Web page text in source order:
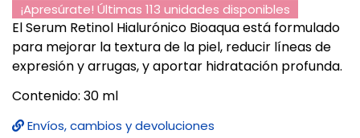
¡Apresúrate! Últimas 113 unidades disponibles
El Serum Retinol Hialurónico Bioaqua está formulado
para mejorar la textura de la piel, reducir líneas de
expresión y arrugas, y aportar hidratación profunda.
Contenido: 30 ml
Envíos, cambios y devoluciones